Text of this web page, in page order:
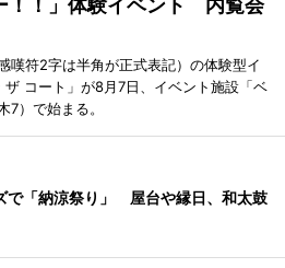
！！」体験イベント 内覧会
嘆符2字は半角が正式表記）の体験型イ
コート」が8月7日、イベント施設「ベ
7）で始まる。
で「納涼祭り」 屋台や縁日、和太鼓